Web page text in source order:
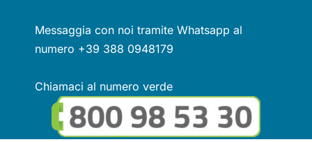
Messaggia con noi tramite Whatsapp al
numero +39 388 0948179
Chiamaci al numero verde